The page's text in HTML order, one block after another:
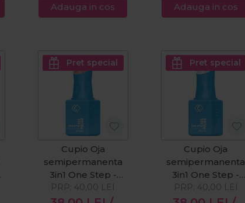
Adauga in cos Adauga in cos
Pret special
Cupio Oja
semipermanenta
3in1 One Step -
Light Nude 8ml
PRP: 40,00 LEI
Pret special
Cupio Oja
semipermanenta
3in1 One Step -
White 8ml
PRP: 40,00 LEI